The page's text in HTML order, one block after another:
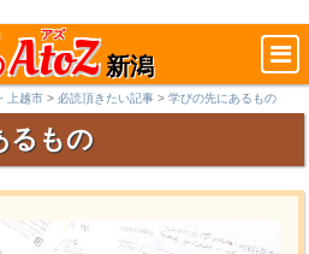
アズ
AtoZ 新潟
上越市 > 必読頂きたい記事 > 学びの先にあるもの
るもの